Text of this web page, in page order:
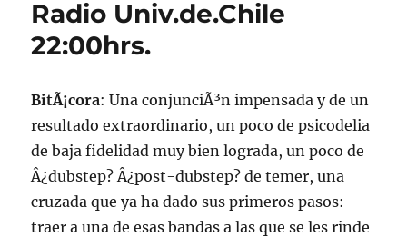
2013
Radio Univ.de.Chile
22:00hrs.
BitÃ¡cora: Una conjunciÃ³n impensada y de un
resultado extraordinario, un poco de psicodelia
de baja fidelidad muy bien lograda, un poco de
Â¿dubstep? Â¿post-dubstep? de temer, una
cruzada que ya ha dado sus primeros pasos:
traer a una de esas bandas a las que se les rinde